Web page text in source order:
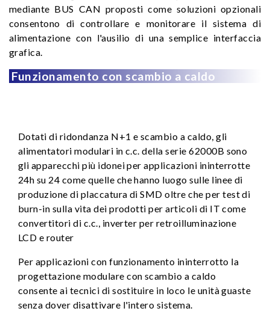
mediante BUS CAN proposti come soluzioni opzionali
consentono di controllare e monitorare il sistema di
alimentazione con l'ausilio di una semplice interfaccia
grafica.
Funzionamento con scambio a caldo
Dotati di ridondanza N+1 e scambio a caldo, gli
alimentatori modulari in c.c. della serie 62000B sono
gli apparecchi più idonei per applicazioni ininterrotte
24h su 24 come quelle che hanno luogo sulle linee di
produzione di placcatura di SMD oltre che per test di
burn-in sulla vita dei prodotti per articoli di IT come
convertitori di c.c., inverter per retroilluminazione
LCD e router
Per applicazioni con funzionamento ininterrotto la
progettazione modulare con scambio a caldo
consente ai tecnici di sostituire in loco le unità guaste
senza dover disattivare l'intero sistema.